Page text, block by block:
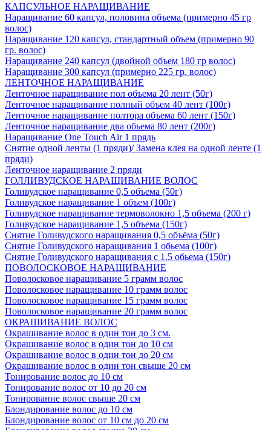
КАПСУЛЬНОЕ НАРАЩИВАНИЕ
Наращивание 60 капсул, половина объема (примерно 45 гр
волос)
Наращивание 120 капсул, стандартный объем (примерно 90
гр. волос)
Наращивание 240 капсул (двойной объем 180 гр волос)
Наращивание 300 капсул (примерно 225 гр. волос)
ЛЕНТОЧНОЕ НАРАЩИВАНИЕ
Ленточное наращивание пол объема 20 лент (50г)
Ленточное наращивание полный объем 40 лент (100г)
Ленточное наращивание полтора объема 60 лент (150г)
Ленточное наращивание два обьема 80 лент (200г)
Наращивание One Touch Air 1 прядь
Снятие одной ленты (1 пряди)/ Замена клея на одной ленте (1
пряди)
Ленточное наращивание 2 пряди
ГОЛЛИВУДСКОЕ НАРАЩИВАНИЕ ВОЛОС
Голивудское наращивание 0,5 объема (50г)
Голивудское наращивание 1 объем (100г)
Голивудское наращивание термоволокно 1,5 объема (200 г)
Голивудское наращивание 1,5 объема (150г)
Снятие Голивудского наращивания 0,5 объёма (50г)
Снятие Голивудского наращивания 1 обьема (100г)
Снятие Голивудского наращивания с 1.5 обьема (150г)
ПОВОЛОСКОВОЕ НАРАЩИВАНИЕ
Поволосковое наращивание 5 грамм волос
Поволосковое наращивание 10 грамм волос
Поволосковое наращивание 15 грамм волос
Поволосковое наращивание 20 грамм волос
ОКРАШИВАНИЕ ВОЛОС
Окрашивание волос в один тон до 3 см.
Окрашивание волос в один тон до 10 см
Окрашивание волос в один тон до 20 см
Окрашивание волос в один тон свыше 20 см
Тонирование волос до 10 см
Тонирование волос от 10 до 20 см
Тонирование волос свыше 20 см
Блондирование волос до 10 см
Блондирование волос от 10 см до 20 см